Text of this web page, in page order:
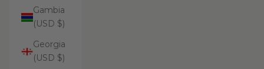
Gambia
(USD $)
Georgia
(USD $)